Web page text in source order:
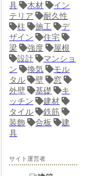
具
木材
イン
テリア
耐久性
柱
施工
デ
ザイン
住宅
梁
強度
屋根
設計
マンショ
ン
換気
モル
タル
壁
窓
外壁
基礎
キ
ッチン
建材
タイル
鉄筋
装飾
合板
建
具
サイト運営者